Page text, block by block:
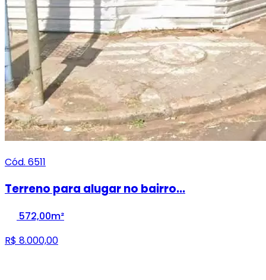
Cód. 6511
Terreno para alugar no bairro...
572,00m²
R$ 8.000,00